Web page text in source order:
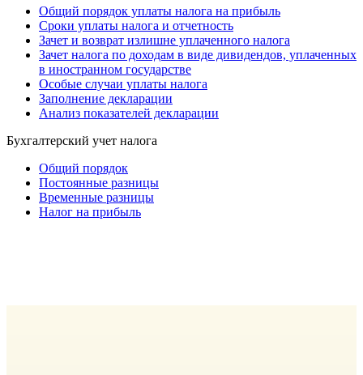
Общий порядок уплаты налога на прибыль
Сроки уплаты налога и отчетность
Зачет и возврат излишне уплаченного налога
Зачет налога по доходам в виде дивидендов, уплаченных
в иностранном государстве
Особые случаи уплаты налога
Заполнение декларации
Анализ показателей декларации
Бухгалтерский учет налога
Общий порядок
Постоянные разницы
Временные разницы
Налог на прибыль